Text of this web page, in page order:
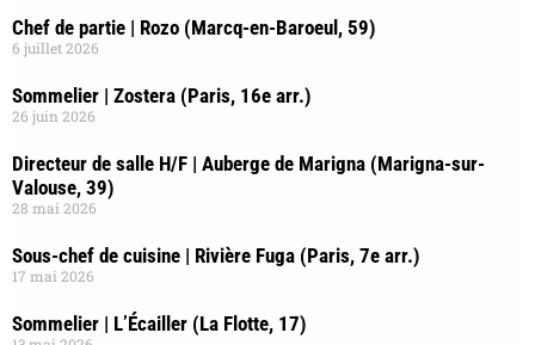
Chef de partie | Rozo (Marcq-en-Baroeul, 59)
6 juillet 2026
Sommelier | Zostera (Paris, 16e arr.)
26 juin 2026
Directeur de salle H/F | Auberge de Marigna (Marigna-sur-
Valouse, 39)
28 mai 2026
Sous-chef de cuisine | Rivière Fuga (Paris, 7e arr.)
17 mai 2026
Sommelier | L’Écailler (La Flotte, 17)